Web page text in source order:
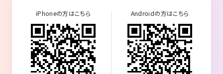
iPhoneの方はこちら Androidの方はこちら